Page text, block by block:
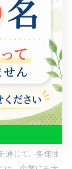
ートナーシッ
お互いの潜在
レキシブルな
時短勤務など、
を提供すること
強みを発揮しや
ークショップを
も重要です。具
社員を対象とし
る理解を深め
通じて、多様性